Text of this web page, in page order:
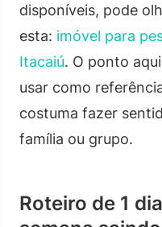
disponíveis, pode
esta: imóvel para
Itacaiú. O ponto
usar como
costuma fazer
família ou grupo.
Roteiro de 1